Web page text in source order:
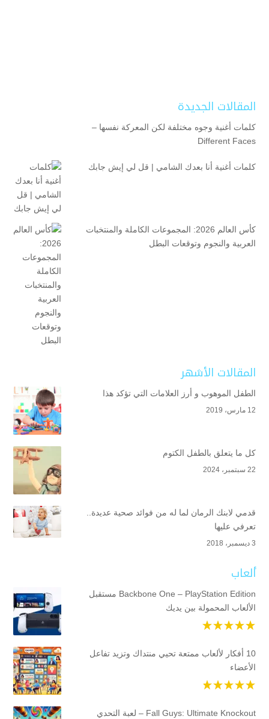
المقالات الجديدة
كلمات أغنية وجوه مختلفة لكن المعركة نفسها –
Different Faces
كلمات أغنية أنا بعدك الشامي | قل لي إيش جابك
كأس العالم 2026: المجموعات الكاملة والمنتخبات
العربية والنجوم وتوقعات البطل
المقالات الأشهر
الطفل الموهوب و أرز العلامات التي تؤكد هذا
12 مارس، 2019
كل ما يتعلق بالطفل الكتوم
22 سبتمبر، 2024
قدمي لابنك الرمان لما له من فوائد صحية عديدة..
تعرفي عليها
3 ديسمبر، 2018
ألعاب
Backbone One – PlayStation Edition مستقبل
الألعاب المحمولة بين يديك
10 أفكار لألعاب ممتعة تحيي منتداك وتزيد تفاعل
الأعضاء
Fall Guys: Ultimate Knockout – لعبة التحدي